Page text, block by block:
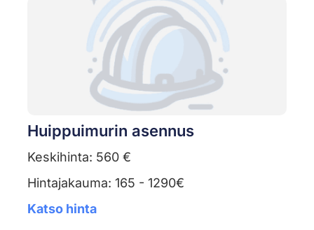
Huippuimurin asennus
Keskihinta: 560 €
Hintajakauma: 165 - 1290€
Katso hinta